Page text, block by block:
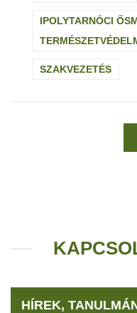
IPOLYTARNÓCI
SZAKVEZETÉS
HÍREK,